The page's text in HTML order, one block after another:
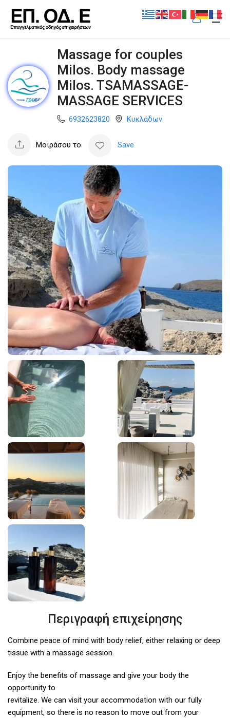
Massage for couples
Milos. Body massage
Milos. TSAMASSAGE-
MASSAGE SERVICES
6932623820 Κυκλάδων
Μοιράσου το Save
Περιγραφή επιχείρησης
Combine peace of mind with body relief, either relaxing or deep
tissue with a massage session.
Enjoy the benefits of massage and give your body the
opportunity to
revitalize. We can visit your accommodation with our fully
equipment, so there is no reason to move out from your